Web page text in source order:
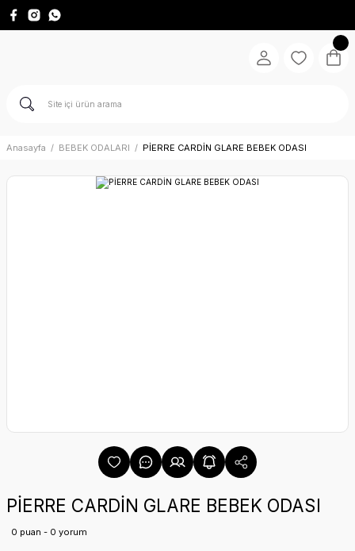
Anasayfa BEBEK ODALARI PİERRE CARDİN GLARE BEBEK ODASI
PİERRE CARDİN GLARE BEBEK ODASI
0 puan - 0 yorum